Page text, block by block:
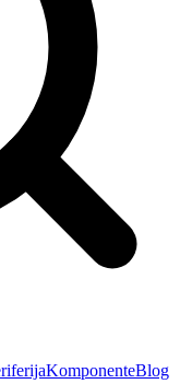
KomponenteBlog